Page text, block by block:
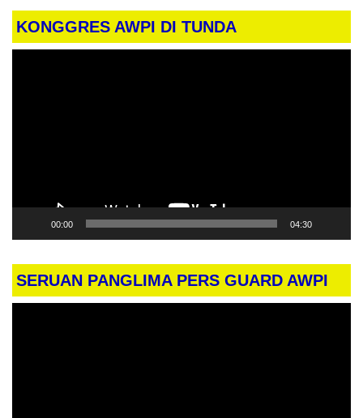
KONGGRES AWPI DI TUNDA
00:00 04:30
SERUAN PANGLIMA PERS GUARD AWPI